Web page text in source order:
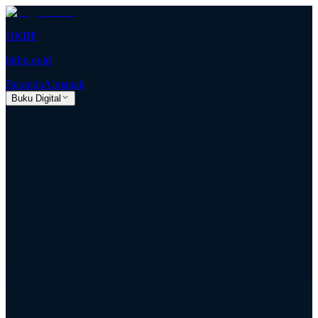
HKBP
hkbp.or.id
BerandaAlmanak
Buku Digital